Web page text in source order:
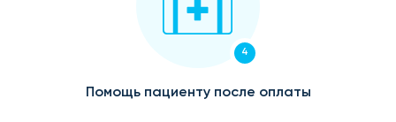
4
Помощь пациенту после оплаты